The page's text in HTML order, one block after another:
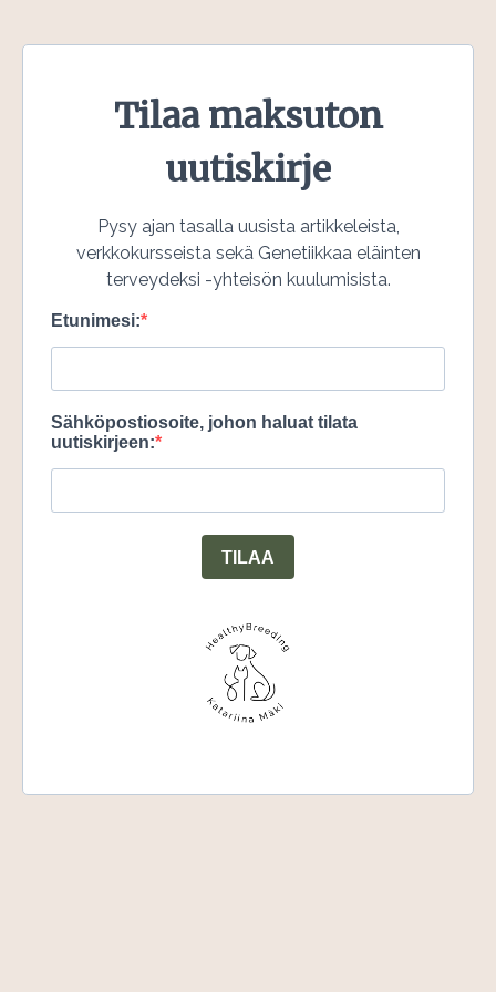
Tilaa maksuton
uutiskirje
Pysy ajan tasalla uusista artikkeleista,
verkkokursseista sekä Genetiikkaa eläinten
terveydeksi -yhteisön kuulumisista.
Etunimesi:
Sähköpostiosoite, johon haluat tilata
uutiskirjeen:
TILAA